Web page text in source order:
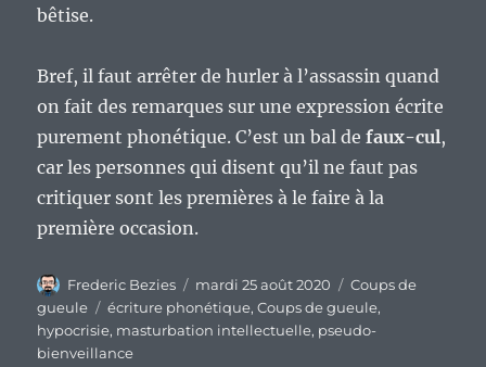
bêtise.
Bref, il faut arrêter de hurler à l’assassin quand
on fait des remarques sur une expression écrite
purement phonétique. C’est un bal defaux-cul,
car les personnes qui disent qu’il ne faut pas
critiquer sont les premières à le faire à la
première occasion.
Auteur
Frederic Bezies
Publié
le
mardi 25 août 2020 Catégories
Coups de
gueule
Étiquettes
écriture phonétique,Coups de gueule,
hypocrisie, masturbation intellectuelle, pseudo-
bienveillance